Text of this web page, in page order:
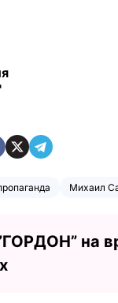
Михаил
на